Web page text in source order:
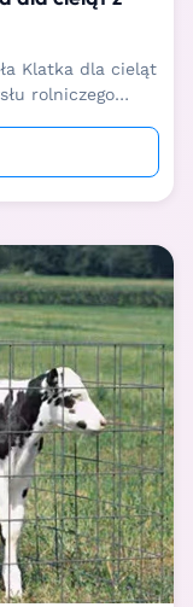
Klatka dla cieląt
rolniczego
w unikaniu
ich